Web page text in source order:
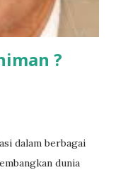
?
dalam berbagai
dunia